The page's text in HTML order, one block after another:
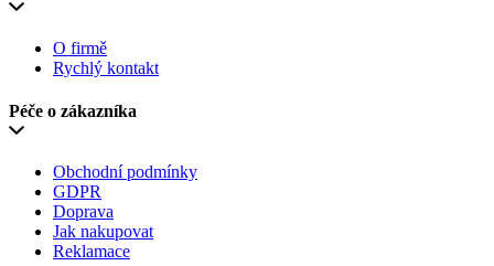
O firmě
Rychlý kontakt
Péče o zákazníka
Obchodní podmínky
GDPR
Doprava
Jak nakupovat
Reklamace